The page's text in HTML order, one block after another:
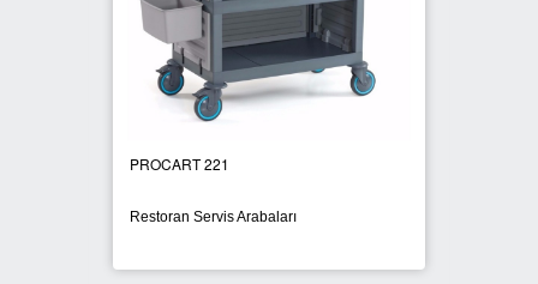
PROCART 221
Restoran Servis Arabaları